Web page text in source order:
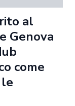
al
Genova
come